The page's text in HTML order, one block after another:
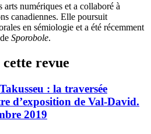
arts numériques et a collaboré à
canadiennes. Elle poursuit
en sémiologie et a été récemment
Sporobole.
revue
: la traversée
d’exposition de Val-David.
2019